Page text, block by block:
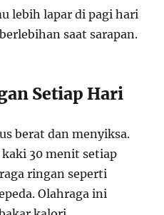
lebih lapar di pagi hari
saat sarapan.
Setiap Hari
berat dan menyiksa.
30 menit setiap
ringan seperti
Olahraga ini